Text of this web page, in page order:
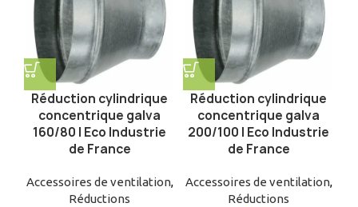
Réduction cylindrique
concentrique galva
160/80 | Eco Industrie
de France
Accessoires de ventilation,
Réductions
Réduction cylindrique
concentrique galva
200/100 | Eco Industrie
de France
Accessoires de ventilation,
Réductions